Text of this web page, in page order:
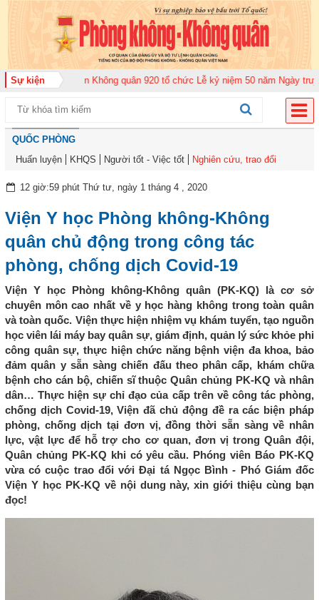
Sự kiện
Trung đoàn Không quân 920 tổ chức Lễ kỷ niệm 50 năm Ngày truyền
QUỐC PHÒNG
Huấn luyện
KHQS Người tốt - Việc tốt Nghiên cứu, trao đổi
12 giờ:59 phút Thứ tư, ngày 1 tháng 4 , 2020
Viện Y học Phòng không-Không
quân chủ động trong công tác
phòng, chống dịch Covid-19
Viện Y học Phòng không-Không quân (PK-KQ) là cơ sở
chuyên môn cao nhất về y học hàng không trong toàn quân
và toàn quốc. Viện thực hiện nhiệm vụ khám tuyển, tạo nguồn
học viên lái máy bay quân sự, giám định, quản lý sức khỏe phi
công quân sự, thực hiện chức năng bệnh viện đa khoa, bảo
đảm quân y sẵn sàng chiến đấu theo phân cấp, khám chữa
bệnh cho cán bộ, chiến sĩ thuộc Quân chủng PK-KQ và nhân
dân… Thực hiện sự chỉ đạo của cấp trên về công tác phòng,
chống dịch Covid-19, Viện đã chủ động đề ra các biện pháp
phòng, chống dịch tại đơn vị, đồng thời sẵn sàng về nhân
lực, vật lực để hỗ trợ cho cơ quan, đơn vị trong Quân đội,
Quân chủng PK-KQ khi có yêu cầu. Phóng viên Báo PK-KQ
vừa có cuộc trao đổi với Đại tá Ngọc Bình - Phó Giám đốc
Viện Y học PK-KQ về nội dung này, xin giới thiệu cùng bạn
đọc!